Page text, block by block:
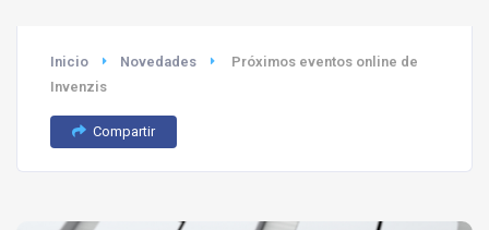
Inicio Novedades
Próximos eventos online de
Invenzis
Compartir